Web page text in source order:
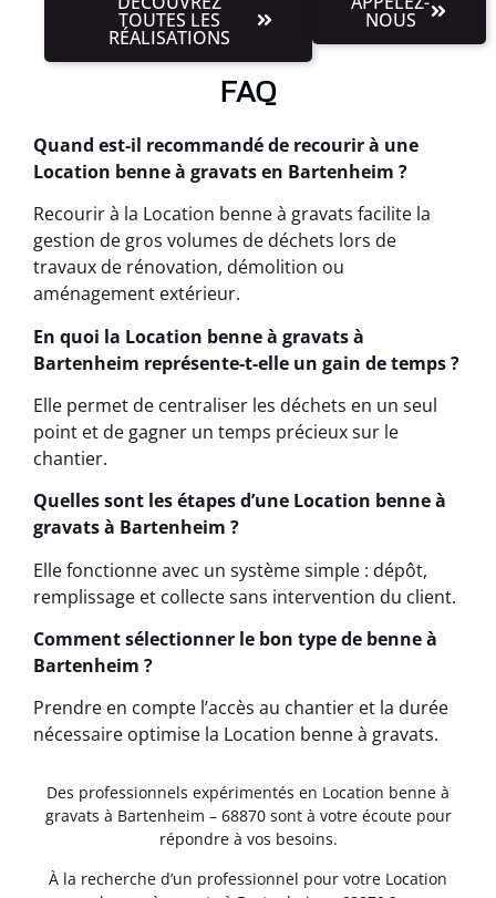
TOUTES LES
RÉALISATIONS
NOUS
FAQ
Quand est-il recommandé de recourir à une
Location benne à gravats en Bartenheim ?
Recourir à la Location benne à gravats facilite la
gestion de gros volumes de déchets lors de
travaux de rénovation, démolition ou
aménagement extérieur.
En quoi la Location benne à gravats à
Bartenheim représente-t-elle un gain de temps ?
Elle permet de centraliser les déchets en un seul
point et de gagner un temps précieux sur le
chantier.
Quelles sont les étapes d’une Location benne à
gravats à Bartenheim ?
Elle fonctionne avec un système simple : dépôt,
remplissage et collecte sans intervention du client.
Comment sélectionner le bon type de benne à
Bartenheim ?
Prendre en compte l’accès au chantier et la durée
nécessaire optimise la Location benne à gravats.
Des professionnels expérimentés en Location benne à
gravats à Bartenheim – 68870 sont à votre écoute pour
répondre à vos besoins.
À la recherche d’un professionnel pour votre Location